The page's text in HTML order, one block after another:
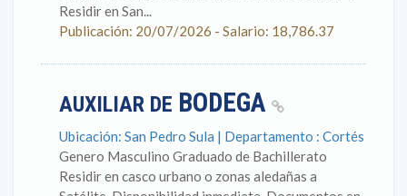
Residir en San...
Publicación: 20/07/2026 - Salario: 18,786.37
AUXILIAR DE BODEGA
Ubicación: San Pedro Sula | Departamento : Cortés
Genero Masculino Graduado de Bachillerato
Residir en casco urbano o zonas aledañas a